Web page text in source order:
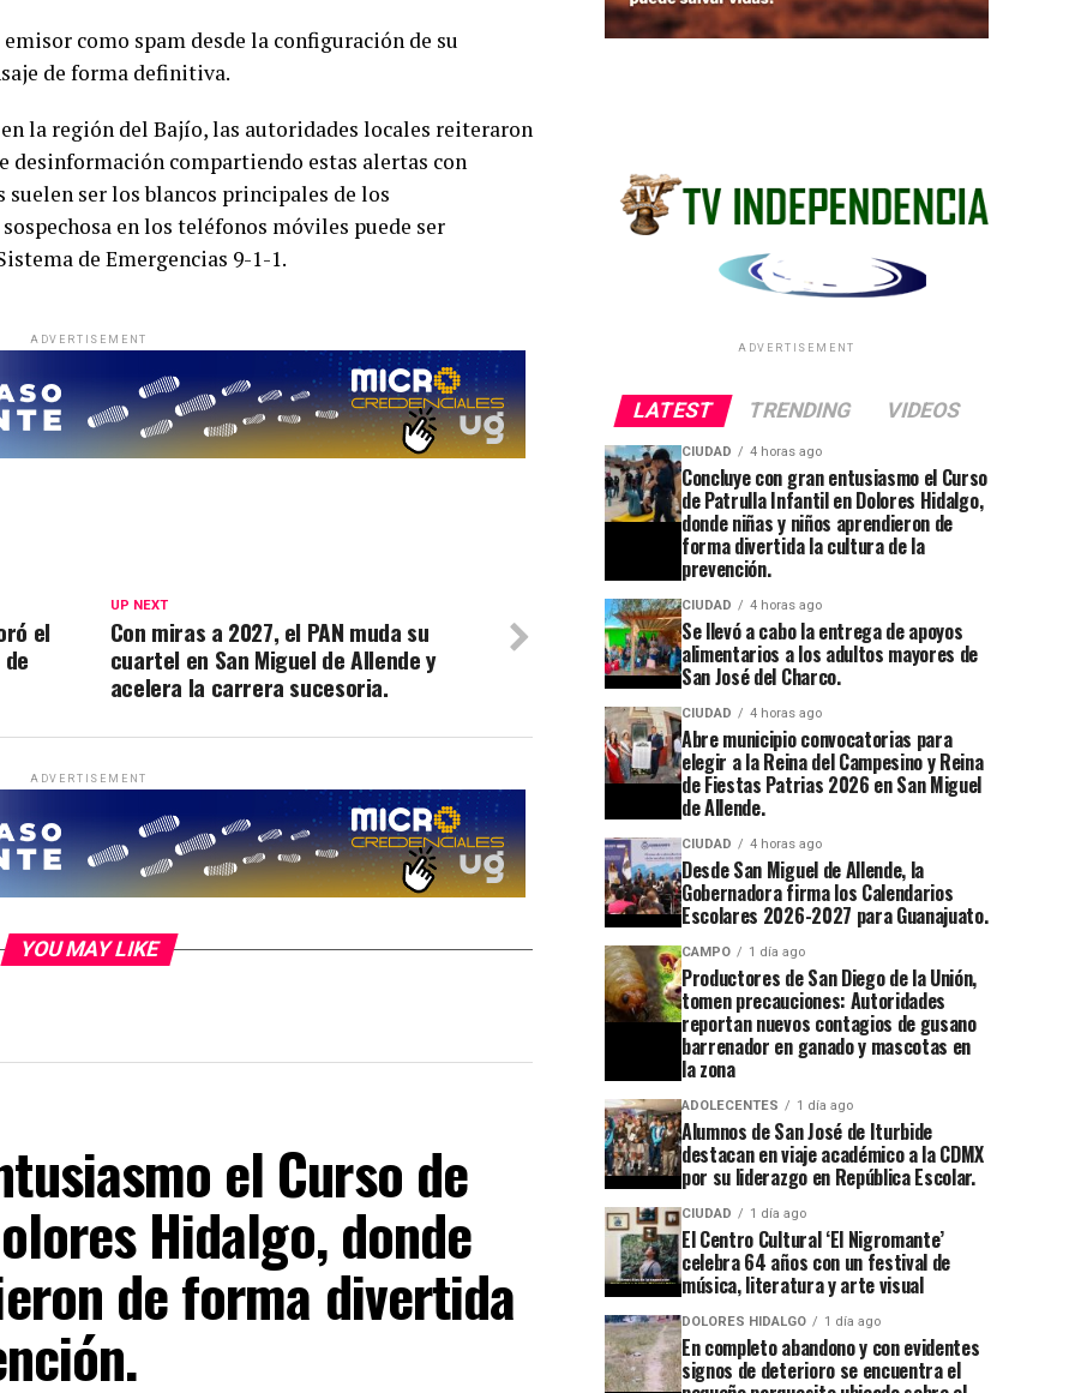
como spam desde la configuración de su
de forma definitiva.
la región del Bajío, las autoridades locales reiteraron
desinformación compartiendo estas alertas con
ser los blancos principales de los
en los teléfonos móviles puede ser
de Emergencias 9-1-1.
ADVERTISEMENT
UP NEXT
Con miras a 2027, el PAN muda su
cuartel en San Miguel de Allende y
acelera la carrera sucesoria.
el
ADVERTISEMENT
YOU MAY LIKE
el Curso de
Hidalgo, donde
de forma divertida
ADVERTISEMENT
LATEST TRENDING VIDEOS
CIUDAD 4 horas ago
Concluye con gran entusiasmo el Curso
de Patrulla Infantil en Dolores Hidalgo,
donde niñas y niños aprendieron de
forma divertida la cultura de la
prevención.
CIUDAD 4 horas ago
Se llevó a cabo la entrega de apoyos
alimentarios a los adultos mayores de
San José del Charco.
CIUDAD 4 horas ago
Abre municipio convocatorias para
elegir a la Reina del Campesino y Reina
de Fiestas Patrias 2026 en San Miguel
de Allende.
CIUDAD 4 horas ago
Desde San Miguel de Allende, la
Gobernadora firma los Calendarios
Escolares 2026-2027 para Guanajuato.
CAMPO 1 día ago
Productores de San Diego de la Unión,
tomen precauciones: Autoridades
reportan nuevos contagios de gusano
barrenador en ganado y mascotas en
la zona
ADOLECENTES 1 día ago
Alumnos de San José de Iturbide
destacan en viaje académico a la CDMX
por su liderazgo en República Escolar.
CIUDAD 1 día ago
El Centro Cultural ‘El Nigromante’
celebra 64 años con un festival de
música, literatura y arte visual
DOLORES HIDALGO 1 día ago
En completo abandono y con evidentes
signos de deterioro se encuentra el